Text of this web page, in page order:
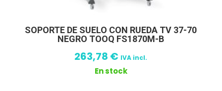
SOPORTE DE SUELO CON RUEDA TV 37-70
NEGRO TOOQ FS1870M-B
263,78 € IVA incl.
En stock